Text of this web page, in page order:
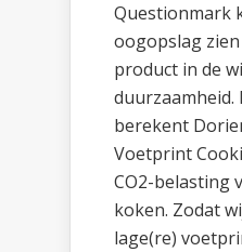
Questionmark
oogopslag
product in de
duurzaamheid.
berekent
Voetprint
CO2-belasting
koken. Zodat
lage(re)